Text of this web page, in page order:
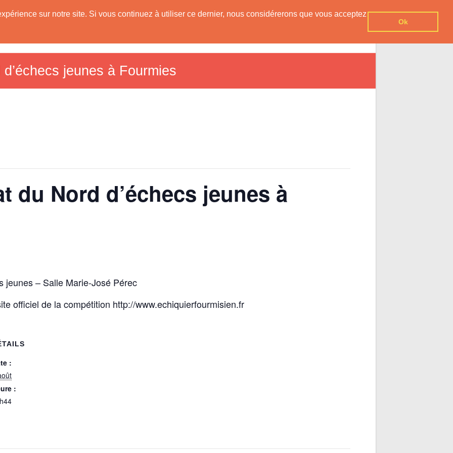
sur notre site. Si vous continuez à utiliser ce dernier, nous considérerons que vous acceptez
Ok
jeunes à Fourmies
du Nord d’échecs jeunes à
jeunes – Salle Marie-José Pérec
officiel de la compétition http://www.echiquierfourmisien.fr
:
: